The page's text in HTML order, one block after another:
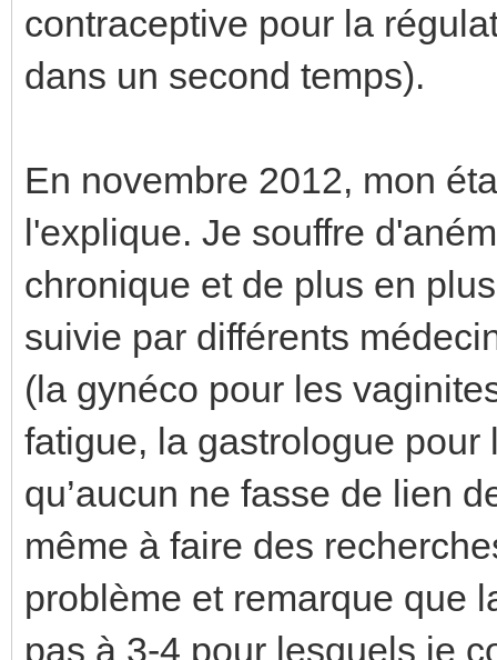
contraceptive pour la
dans un second temps).
En novembre 2012, mon
l'explique. Je souffre
chronique et de plus en
suivie par différents
(la gynéco pour les
fatigue, la gastrologue
qu’aucun ne fasse de lien
même à faire des
problème et remarque que
pas à 3-4 pour lesquels je